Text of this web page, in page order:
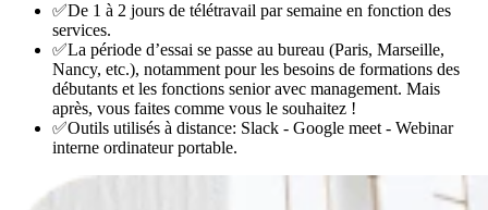
✅De 1 à 2 jours de télétravail par semaine en fonction des
services.
✅La période d’essai se passe au bureau (Paris, Marseille,
Nancy, etc.), notamment pour les besoins de formations des
débutants et les fonctions senior avec management. Mais
après, vous faites comme vous le souhaitez !
✅Outils utilisés à distance: Slack - Google meet - Webinar
interne ordinateur portable.